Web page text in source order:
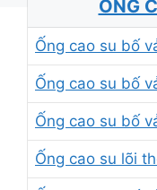
ỐNG
Ống cao su bố
Ống cao su bố
Ống cao su bố
Ống cao su lõi